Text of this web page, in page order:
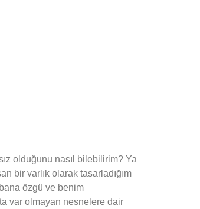
olduğunu nasıl bilebilirim? Ya
bir varlık olarak tasarladığım
özgü ve benim
var olmayan nesnelere dair